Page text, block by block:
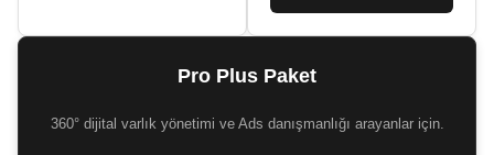
Pro Plus Paket
360° dijital varlık yönetimi ve Ads danışmanlığı arayanlar için.